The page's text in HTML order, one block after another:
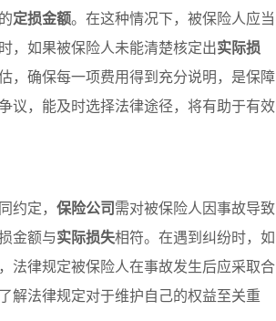
定损金额。在这种情况下，被保险人应当
，如果被保险人未能清楚核定出实际损
，确保每一项费用得到充分说明，是保障
议，能及时选择法律途径，将有助于有效
约定， 保险公司需对被保险人因事故导致
金额与实际损失相符。在遇到纠纷时，如
法律规定被保险人在事故发生后应采取合
解法律规定对于维护自己的权益至关重